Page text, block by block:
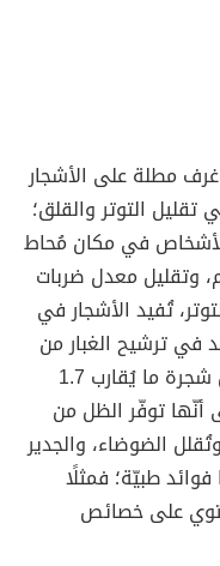
مطلة على الأشجار
تقليل التوتر والقلق؛
في مكان مُحاط
وتقليل معدل ضربات
تُفيد الأشجار في
في ترشيح الغبار من
الهواء وامتصاص الملوثات وتُزيل كل شجرة ما يُقارب 1.7
أنّها توفّر الظل من
الضوضاء، والجدير
طبيّة؛ فمثلًا
على خصائص